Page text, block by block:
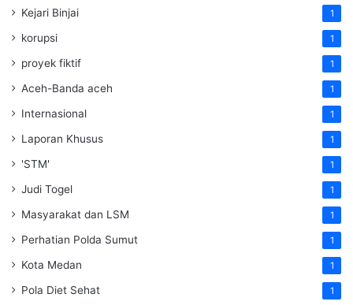
Kejari Binjai 1
korupsi 1
proyek fiktif 1
Aceh-Banda aceh 1
Internasional 1
Laporan Khusus 1
'STM' 1
Judi Togel 1
Masyarakat dan LSM 1
Perhatian Polda Sumut 1
Kota Medan 1
Pola Diet Sehat 1